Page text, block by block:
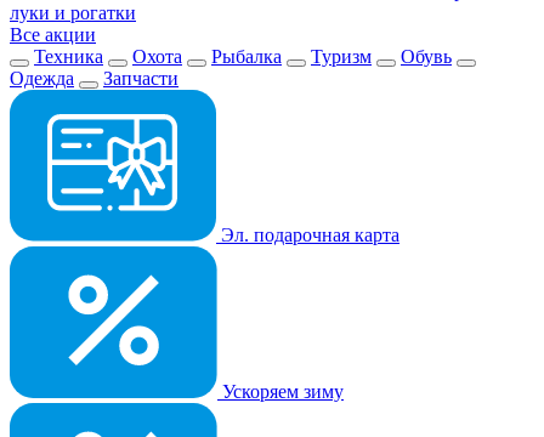
луки и рогатки
Все акции
Техника
Охота Рыбалка Туризм
Обувь
Одежда
Запчасти
Эл. подарочная карта
Ускоряем зиму